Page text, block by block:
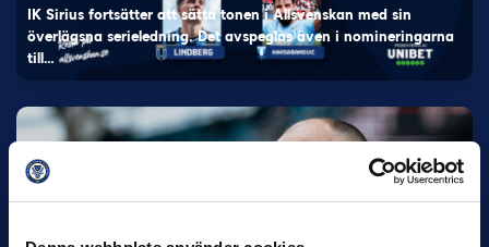
IK Sirius fortsätter att sätta tonen i Allsvenskan med sin
överlägsna serieledning. Det avspeglas även i nomineringarna
till…